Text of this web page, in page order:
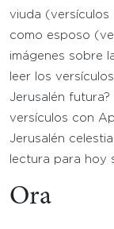
viuda (versículos
como esposo
imágenes sobre
leer los
Jerusalén
versículos con
Jerusalén
lectura para hoy
Ora